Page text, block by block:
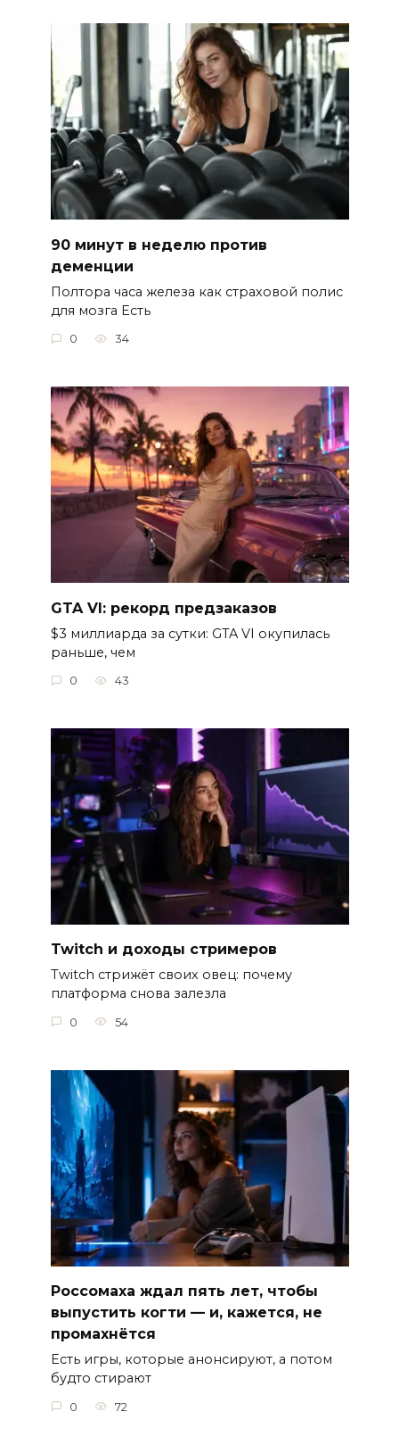
90 минут в неделю против
деменции
Полтора часа железа как страховой полис
для мозга Есть
0 34
GTA VI: рекорд предзаказов
$3 миллиарда за сутки: GTA VI окупилась
раньше, чем
0 43
Twitch и доходы стримеров
Twitch стрижёт своих овец: почему
платформа снова залезла
0 54
Россомаха ждал пять лет, чтобы
выпустить когти — и, кажется, не
промахнётся
Есть игры, которые анонсируют, а потом
будто стирают
0 72